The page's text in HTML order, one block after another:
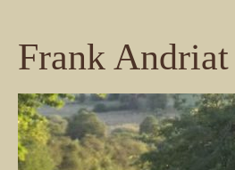
Frank Andriat